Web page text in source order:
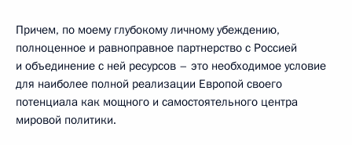
Причем, по моему глубокому личному убеждению,
полноценное и равноправное партнерство с Россией
и объединение с ней ресурсов – это необходимое условие
для наиболее полной реализации Европой своего
потенциала как мощного и самостоятельного центра
мировой политики.